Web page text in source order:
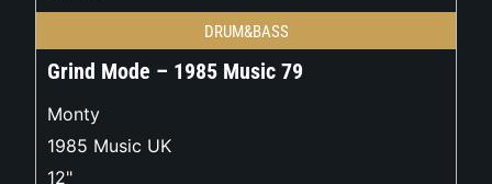
DRUM&BASS
Grind Mode – 1985 Music 79
Monty
1985 Music UK
12"